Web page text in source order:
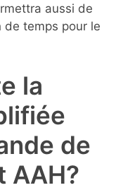
aussi de
de temps pour le
la
de
AAH?